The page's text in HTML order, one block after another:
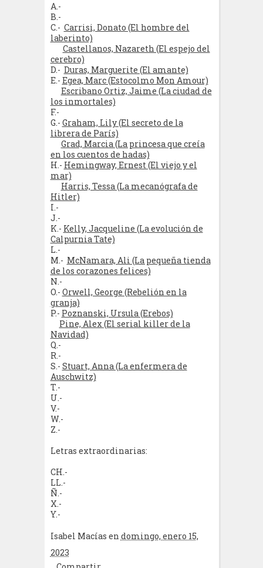
A.-
B.-
C.- Carrisi, Donato (El hombre del
laberinto)
Castellanos, Nazareth (El espejo del
cerebro)
D.- Duras, Marguerite (El amante)
E.- Egea, Marc (Estocolmo Mon Amour)
Escribano Ortiz, Jaime (La ciudad de
los inmortales)
F.-
G.- Graham, Lily (El secreto de la
librera de París)
Grad, Marcia (La princesa que creía
en los cuentos de hadas)
H.- Hemingway, Ernest (El viejo y el
mar)
Harris, Tessa (La mecanógrafa de
Hitler)
I.-
J.-
K.- Kelly, Jacqueline (La evolución de
Calpurnia Tate)
L.-
M.- McNamara, Ali (La pequeña tienda
de los corazones felices)
N.-
O.- Orwell, George (Rebelión en la
granja)
P.- Poznanski, Ursula (Erebos)
Pine, Alex (El serial killer de la
Navidad)
Q.-
R.-
S.- Stuart, Anna (La enfermera de
Auschwitz)
T.-
U.-
V.-
W.-
Z.-
Letras extraordinarias:
CH.-
LL.-
Ñ.-
X.-
Y.-
Isabel Macías en domingo, enero 15,
2023